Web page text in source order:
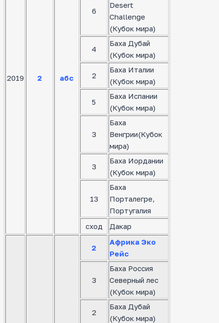
2019 2 абс
6
Desert
Challenge
(Кубок мира)
4
Баха Дубай
(Кубок мира)
2
Баха Италии
(Кубок мира)
5
Баха Испании
(Кубок мира)
3
Баха
Венгрии(Кубок
мира)
3
Баха Иордании
(Кубок мира)
13
Баха
Порталегре,
Португалия
сход
Дакар
2
Африка Эко
Рейс
3
Баха Россия
Северный лес
(Кубок мира)
2
Баха Дубай
(Кубок мира)